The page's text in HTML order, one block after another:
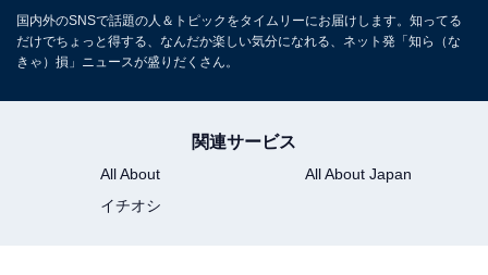
国内外のSNSで話題の人＆トピックをタイムリーにお届けします。知ってる
だけでちょっと得する、なんだか楽しい気分になれる、ネット発「知ら（な
きゃ）損」ニュースが盛りだくさん。
関連サービス
All About
All About Japan
イチオシ